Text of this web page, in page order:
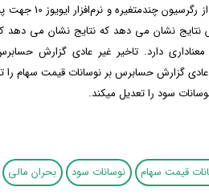
بعنوان نمونه انتخاب
نشان می دهد که نتایج نشان می دهد
دارد. تاخیر غیر عادی گزارش
عادی گزارش حسابرس بر نوسانات قیمت سهام
سود را تعدیل میکند.
قیمت سهام نوسانات سود بحران مالی